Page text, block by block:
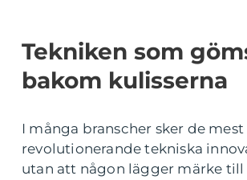
Tekniken som
bakom kulisserna
I många branscher sker de mest
revolutionerande tekniska
utan att någon lägger märke till